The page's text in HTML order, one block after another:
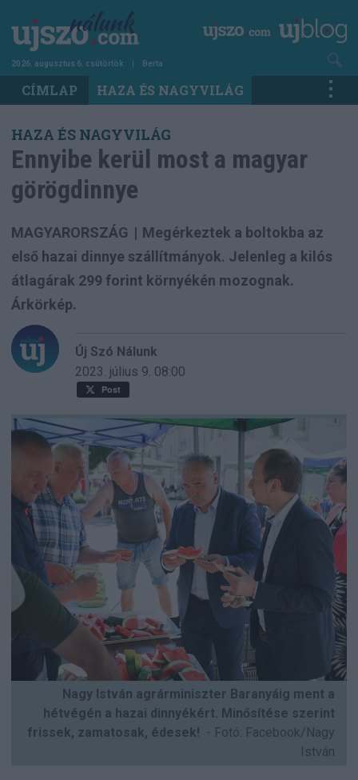
tartalomra
2026. augusztus 6. csütörtök Berta
Main
navigation
CÍMLAP HAZA ÉS NAGYVILÁG
HAZA ÉS NAGYVILÁG
Ennyibe kerül most a magyar
görögdinnye
MAGYARORSZÁG | Megérkeztek a boltokba az
első hazai dinnye szállítmányok. Jelenleg a kilós
átlagárak 299 forint környékén mozognak.
Árkörkép.
Új Szó Nálunk
2023. július 9. 08:00
Post
Nagy István agrárminiszter Baranyáig ment a
hétvégén a hazai dinnyékért. Minősítése szerint
frissek, zamatosak, édesek! - Fotó: Facebook/Nagy
István